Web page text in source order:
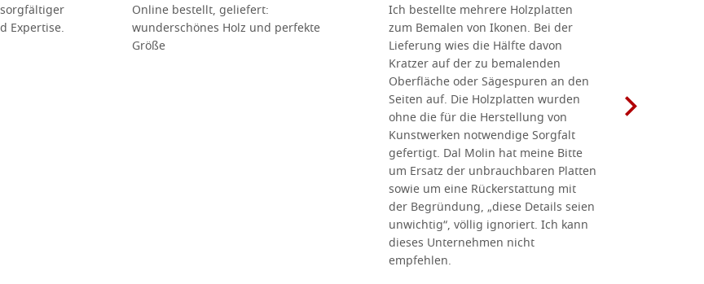
Expertise.
Online bestellt, geliefert:
wunderschönes Holz und perfekte
Größe
Ich bestellte mehrere Holzplatten
zum Bemalen von Ikonen. Bei der
Lieferung wies die Hälfte davon
Kratzer auf der zu bemalenden
Oberfläche oder Sägespuren an den
Seiten auf. Die Holzplatten wurden
ohne die für die Herstellung von
Kunstwerken notwendige Sorgfalt
gefertigt. Dal Molin hat meine Bitte
um Ersatz der unbrauchbaren Platten
sowie um eine Rückerstattung mit
der Begründung, „diese Details seien
unwichtig“, völlig ignoriert. Ich kann
dieses Unternehmen nicht
empfehlen.